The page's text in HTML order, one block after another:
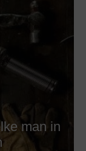
man in